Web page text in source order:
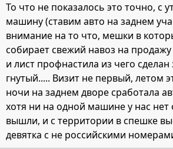
То что не показалось это точно, с
машину (ставим авто на заднем
внимание на то что, мешки в
собирает свежий навоз на
и лист профнастила из чего сделан
гнутый..... Визит не первый, летом
ночи на заднем дворе сработала
хотя ни на одной машине у нас
вышли, и с территории в спешке
девятка с не российскими